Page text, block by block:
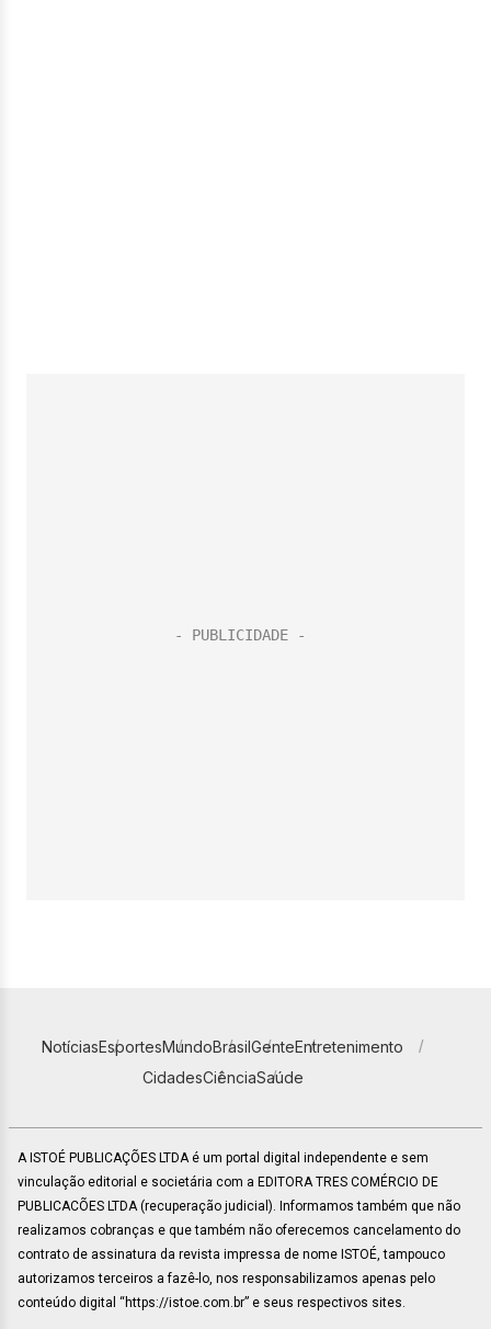
NotíciasEsportesMundoBrasilGenteEntretenimento
CidadesCiênciaSaúde
A ISTOÉ PUBLICAÇÕES LTDA é um portal digital independente e sem
vinculação editorial e societária com a EDITORA TRES COMÉRCIO DE
PUBLICACÕES LTDA (recuperação judicial). Informamos também que não
realizamos cobranças e que também não oferecemos cancelamento do
contrato de assinatura da revista impressa de nome ISTOÉ, tampouco
autorizamos terceiros a fazê-lo, nos responsabilizamos apenas pelo
conteúdo digital “https://istoe.com.br” e seus respectivos sites.